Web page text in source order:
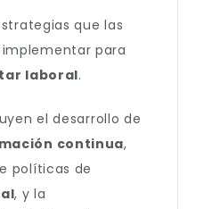
que las
para
laboral.
el desarrollo de
continua,
políticas de
, y la